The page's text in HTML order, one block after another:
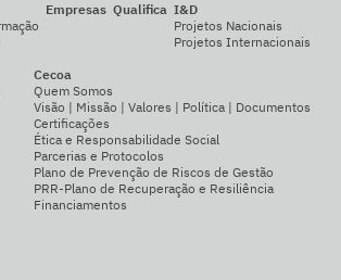
Empresas Qualifica I&D
Projetos Nacionais
Projetos Internacionais
Cecoa
Quem Somos
Visão | Missão | Valores | Política | Documentos
Certificações
Ética e Responsabilidade Social
Parcerias e Protocolos
Plano de Prevenção de Riscos de Gestão
PRR-Plano de Recuperação e Resiliência
Financiamentos